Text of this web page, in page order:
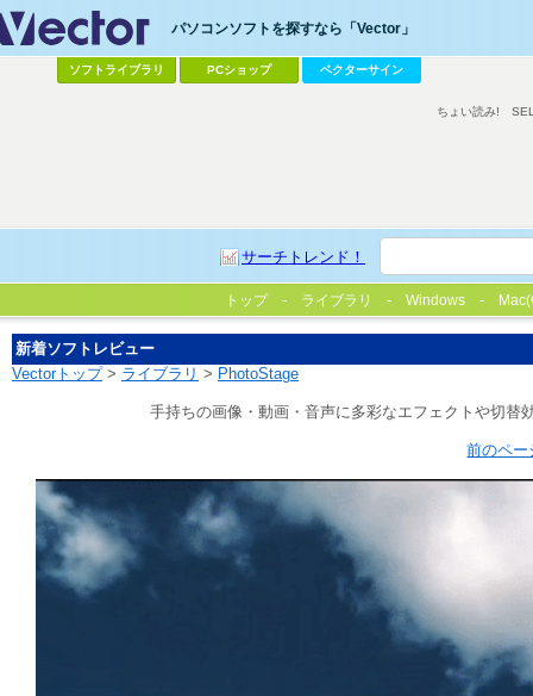
パソコンソフトを探すなら「Vector」
ソフトライブラリ PCショップ ベクターサイン
サーチトレンド！
ちょい読み!
トップ ライブラリ Windows
新着ソフトレビュー
Vectorトップ> ライブラリ > PhotoStage
手持ちの画像・動画・音声に多彩なエフェクトや切替
前のペー